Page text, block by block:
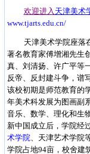
欢迎进入 天津美术
www.tjarts.edu.cn/
天津美术学院座落
著名教育家傅增湘先生
真、刘清扬、许广平等
反帝、反封建斗争，谱
该校初期是师范教育的
年美术科发展为图画副
音乐、数学、理化和生
新中国成立后，学院经
术学院、天津艺术学院
学院占地94亩，校舍建